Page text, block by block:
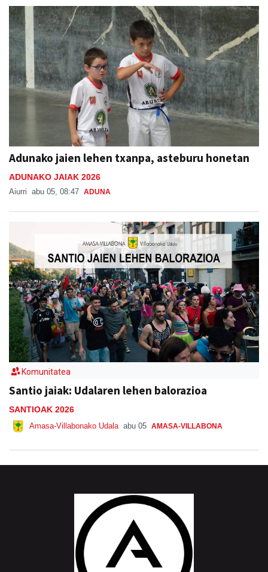
Adunako jaien lehen txanpa, asteburu honetan
ADUNAKO JAIAK 2026
Aiurri abu 05, 08:47 ADUNA
Komunitatea
Santio jaiak: Udalaren lehen balorazioa
SANTIOAK 2026
Amasa-Villabonako Udala abu 05 AMASA-VILLABONA